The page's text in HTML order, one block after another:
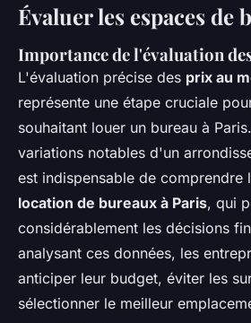
Évaluer les espaces de
Importance de l'évaluation
L'évaluation précise des prix au
représente une étape cruciale
souhaitant louer un bureau à
variations notables d'un
est indispensable de comprendre
location de bureaux à Paris, qui
considérablement les décisions
analysant ces données, les
anticiper leur budget, éviter les
sélectionner le meilleur